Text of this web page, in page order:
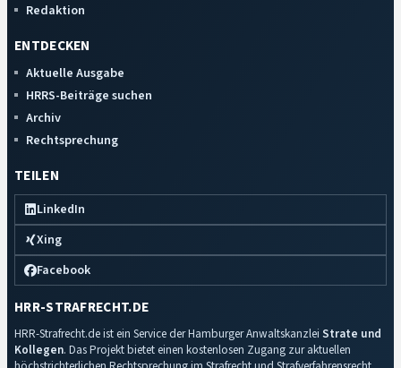
Redaktion
ENTDECKEN
Aktuelle Ausgabe
HRRS-Beiträge suchen
Archiv
Rechtsprechung
TEILEN
LinkedIn
Xing
Facebook
HRR-STRAFRECHT.DE
HRR-Strafrecht.de ist ein Service der Hamburger Anwaltskanzlei Strate und
Kollegen. Das Projekt bietet einen kostenlosen Zugang zur aktuellen